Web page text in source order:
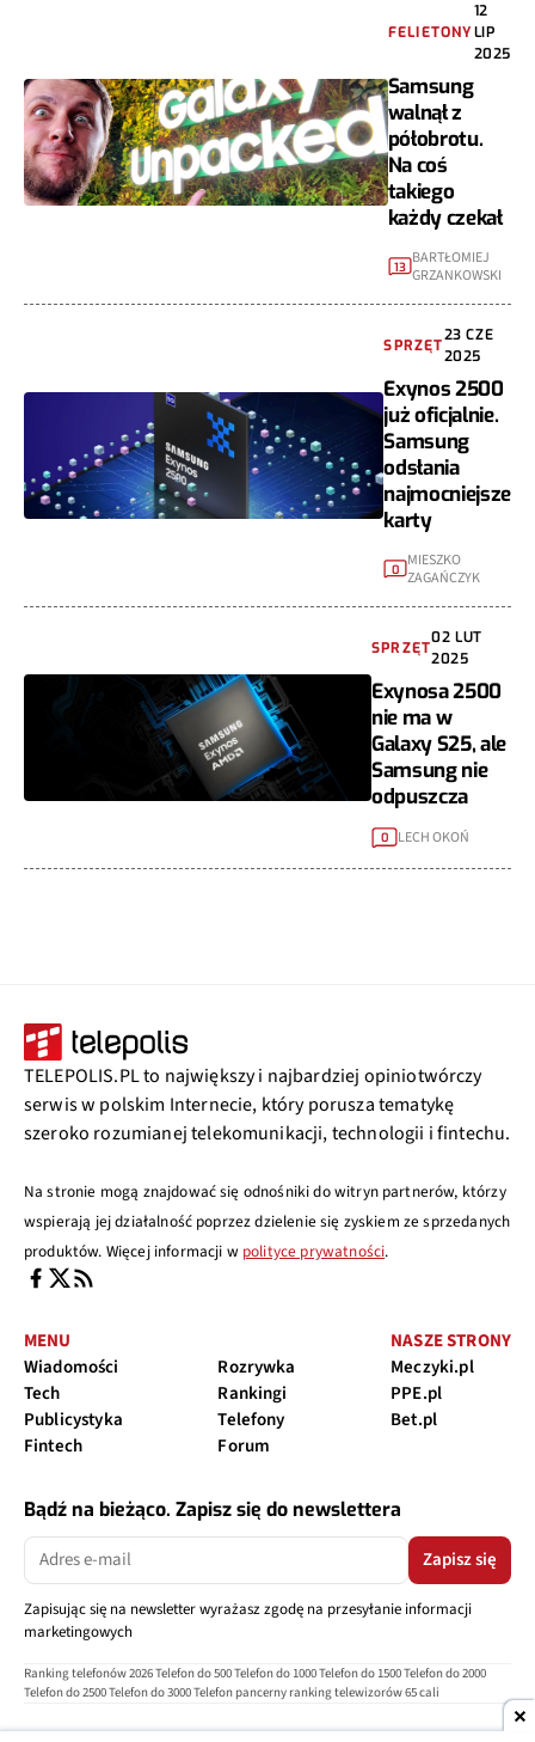
FELIETONY
12
LIP
2025
Samsung
walnął z
półobrotu.
Na coś
takiego
każdy czekał
13 BARTŁOMIEJ
GRZANKOWSKI
SPRZĘT
23 CZE
2025
Exynos 2500
już oficjalnie.
Samsung
odsłania
najmocniejsze
karty
0
MIESZKO
ZAGAŃCZYK
SPRZĘT
02 LUT
2025
Exynosa 2500
nie ma w
Galaxy S25, ale
Samsung nie
odpuszcza
0 LECH OKOŃ
TELEPOLIS.PL to największy i najbardziej opiniotwórczy
serwis w polskim Internecie, który porusza tematykę
szeroko rozumianej telekomunikacji, technologii i fintechu.
Na stronie mogą znajdować się odnośniki do witryn partnerów, którzy
wspierają jej działalność poprzez dzielenie się zyskiem ze sprzedanych
produktów. Więcej informacji w polityce prywatności.
MENU
Wiadomości
Tech
Publicystyka
Fintech
Rozrywka
Rankingi
Telefony
Forum
NASZE STRONY
Meczyki.pl
PPE.pl
Bet.pl
Bądź na bieżąco. Zapisz się do newslettera
Zapisz się
Zapisując się na newsletter wyrażasz zgodę na przesyłanie informacji
marketingowych
Ranking telefonów 2026Telefon do 500Telefon do 1000Telefon do 1500Telefon do 2000
Telefon do 2500Telefon do 3000Telefon pancerny ranking telewizorów 65 cali